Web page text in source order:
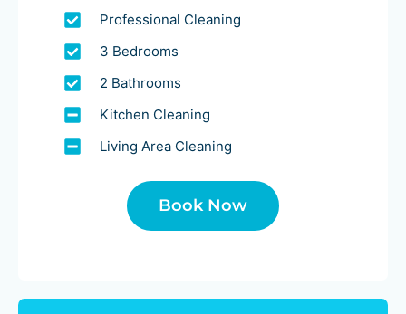
Professional Cleaning
3 Bedrooms
2 Bathrooms
Kitchen Cleaning
Living Area Cleaning
Book Now